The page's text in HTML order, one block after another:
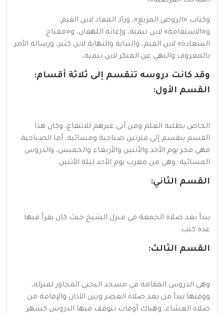
وكتاب «الروض المربع»، وزاد المعاد لابن القيم،
و«الاستقامة» لابن تيمية، وإغاثة اللهفان، و«مفتاح
السعادة» لابن القيم، والبداية والنهاية لابن كثير، ورسالة الأمر
بالمعروف والنهي عن المنكر لابن تيمية،
وقد كانت دروسه تنقسم إلى ثلاثة أقسام:
القسم الأول:
الخاص بطلبة العلم ومن أتى غيرهم للانتفاع، وكان هذا
القسم ينقسم إلى فترتين صباحية ومسائية، أما الصباحية:
فهي فجر يوم الأحد والأثنين والأربعاء والخميس، والدروس
المسائية: وهي من مغرب يوم الأحد ليلة الأثنين.
القسم الثاني:
يبدأ بعد صلاة الجمعة في منزل الشيخ حيث كان يقرأ فيها
عدة كتب.
القسم الثالث:
وهي الدروس المقامة في مسجد اليحيى المجاور لمنزله،
ووقتها يبدأ من بعد صلاة العصر وبين الآذان والإقامة من
صلاة العشاء، وهناك أوقات تتوقف فيها الدروس كشهر